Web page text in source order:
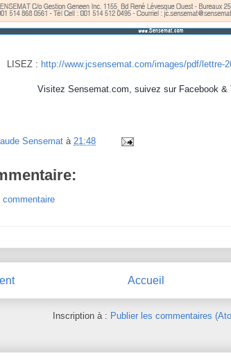
LISEZ : http://www.jcsensemat.com/images/pdf/lettre-
Visitez Sensemat.com, suivez sur Facebook &
Sensemat à 21:48
commentaire
Accueil
Inscription à : Publier les commentaires